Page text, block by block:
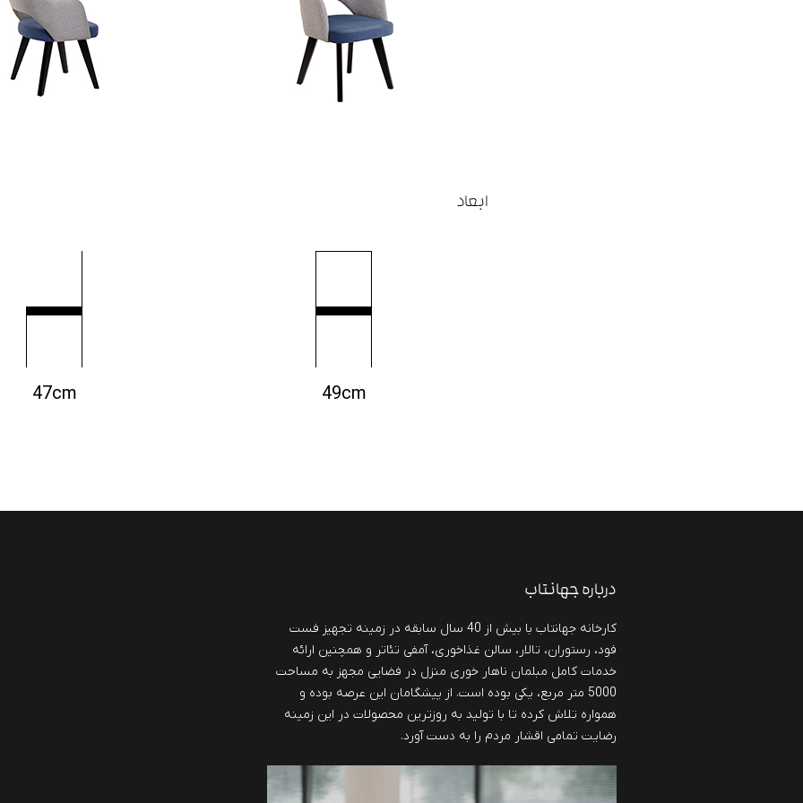
ابعاد
49cm
47cm
درباره جهانتاب
کارخانه جهانتاب با بیش از 40 سال سابقه در زمینه تجهیز فست
فود، رستوران، تالار، سالن غذاخوری، آمفی تئاتر و همچنین ارائه
خدمات کامل مبلمان ناهار خوری منزل در فضایی مجهز به مساحت
5000 متر مربع، یکی بوده است. از پیشگامان این عرصه بوده و
همواره تلاش کرده تا با تولید به روزترین محصولات در این زمینه
رضایت تمامی اقشار مردم را به دست آورد.